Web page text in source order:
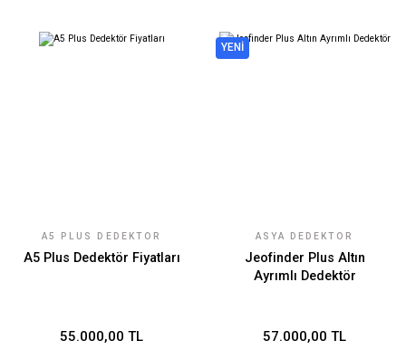
A5 PLUS DEDEKTÖR
A5 Plus Dedektör Fiyatları
55.000,00 TL
YENİ
ASYA DEDEKTÖR
Jeofinder Plus Altın
Ayrımlı Dedektör
57.000,00 TL